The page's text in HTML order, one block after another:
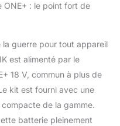
ONE+ : le point fort de
la guerre pour tout appareil
est alimenté par le
18 V, commun à plus de
kit est fourni avec une
de la gamme.
batterie pleinement